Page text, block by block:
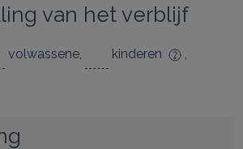
van het verblijf
volwassene, kinderen
,